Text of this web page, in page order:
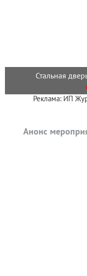
Стальная
Реклама: ИП
Анонс